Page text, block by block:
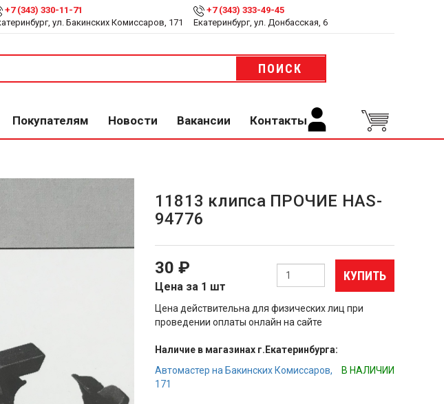
+7 (343) 330-11-71
ул. Бакинских Комиссаров, 171
+7 (343) 333-49-45
Екатеринбург, ул. Донбасская, 6
ПОИСК
Покупателям Новости Вакансии Контакты
11813 клипса ПРОЧИЕ HAS-
94776
30 ₽
Цена за 1 шт
КУПИТЬ
Цена действительна для физических лиц при
проведении оплаты онлайн на сайте
Наличие в магазинах г.Екатеринбурга:
Автомастер на Бакинских Комиссаров,
171
В НАЛИЧИИ